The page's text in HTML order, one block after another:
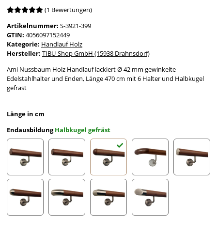
(1 Bewertungen)
Artikelnummer: S-3921-399
GTIN: 4056097152449
Kategorie: Handlauf Holz
Hersteller: TIBU-Shop GmbH (15938 Drahnsdorf)
Ami Nussbaum Holz Handlauf lackiert Ø 42 mm gewinkelte
Edelstahlhalter und Enden, Länge 470 cm mit 6 Halter und Halbkugel
gefräst
Länge in cm
EndausbildungHalbkugel gefräst
gefast Radius gefrästHalbkugel gefrästHolzkrümmling